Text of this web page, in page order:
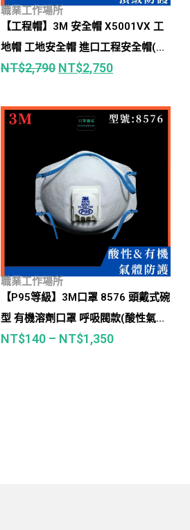
職業工作場所
【工程帽】3M 安全帽 X5001VX 工
地帽 工地安全帽 進口工程安全帽(勞
安、工地、建築、高空作業)
NT$2,790 NT$2,750
職業工作場所
【P95等級】3M口罩 8576 頭戴式碗
型 有機溶劑口罩 呼吸閥款(酸性氣
體、農藥、有機溶劑等)
NT$140 – NT$1,350